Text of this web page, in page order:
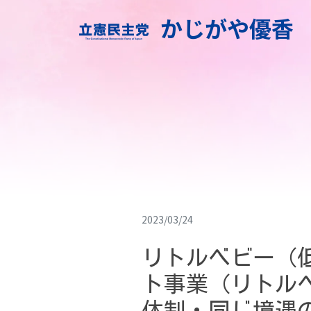
かじがや優香
2023/03/24
リトルベビー（
ト事業（リト